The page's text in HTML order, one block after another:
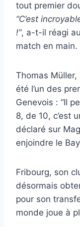
tout premier
“C’est
!”, a-t-il réagi
match en main.
Thomas
été l’un des
Genevois : “Il
8, de 10, c’est
déclaré sur
enjoindre le
Fribourg, son
désormais
pour son
monde joue à